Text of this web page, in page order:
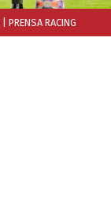
| PRENSA RACING